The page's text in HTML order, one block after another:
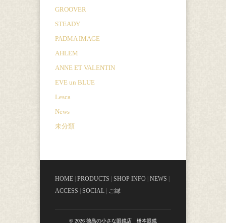
GROOVER
STEADY
PADMA IMAGE
AHLEM
ANNE ET VALENTIN
EVE un BLUE
Lesca
News
未分類
HOME PRODUCTS SHOP INFO NEWS
ACCESS
SOCIAL ご縁
© 2026 徳島の小さな眼鏡店 橋本眼鏡